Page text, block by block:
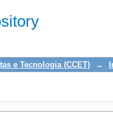
e Tecnologia (CCET) →